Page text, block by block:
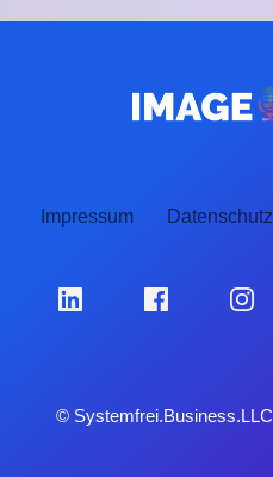
Impressum Datenschutz
© Systemfrei.Business.LLC